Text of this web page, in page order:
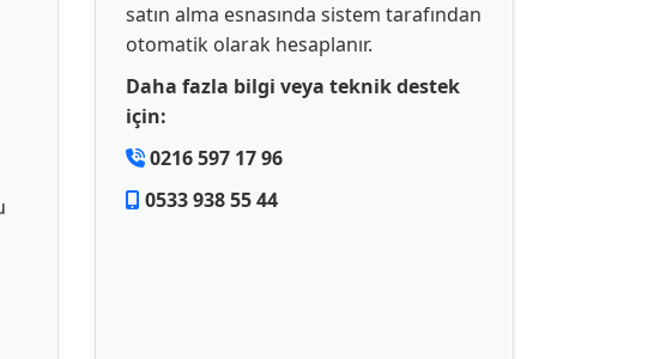
satın alma esnasında sistem tarafından
otomatik olarak hesaplanır.
Daha fazla bilgi veya teknik destek
için:
0216 597 17 96
0533 938 55 44